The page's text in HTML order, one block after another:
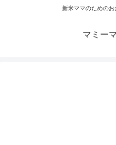
新米ママのための
マミー